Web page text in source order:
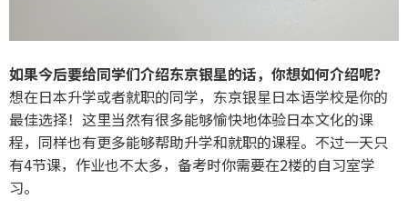
如果今后要给同学们介绍东京银星的话，你想如何介绍呢？
想在日本升学或者就职的同学，东京银星日本语学校是你的
最佳选择！这里当然有很多能够愉快地体验日本文化的课
程，同样也有更多能够帮助升学和就职的课程。不过一天只
有4节课，作业也不太多，备考时你需要在2楼的自习室学
习。